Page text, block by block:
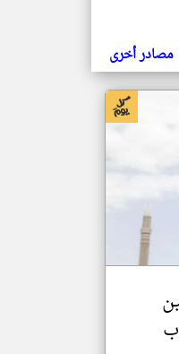
مصادر أخرى